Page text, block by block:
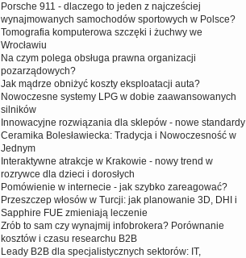
Porsche 911 - dlaczego to jeden z najcześciej
wynajmowanych samochodów sportowych w Polsce?
Tomografia komputerowa szczęki i żuchwy we
Wrocławiu
Na czym polega obsługa prawna organizacji
pozarządowych?
Jak mądrze obniżyć koszty eksploatacji auta?
Nowoczesne systemy LPG w dobie zaawansowanych
silników
Innowacyjne rozwiązania dla sklepów - nowe standardy
Ceramika Bolesławiecka: Tradycja i Nowoczesność w
Jednym
Interaktywne atrakcje w Krakowie - nowy trend w
rozrywce dla dzieci i dorosłych
Pomówienie w internecie - jak szybko zareagować?
Przeszczep włosów w Turcji: jak planowanie 3D, DHI i
Sapphire FUE zmieniają leczenie
Zrób to sam czy wynajmij infobrokera? Porównanie
kosztów i czasu researchu B2B
Leady B2B dla specjalistycznych sektorów: IT,